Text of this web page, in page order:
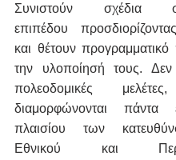
Συνιστούν σχέδια
επιπέδου
και θέτουν προγραμματικό
την υλοποίησή τους. Δεν
πολεοδομικές
διαμορφώνονται πάντα
πλαισίου των
Εθνικού και